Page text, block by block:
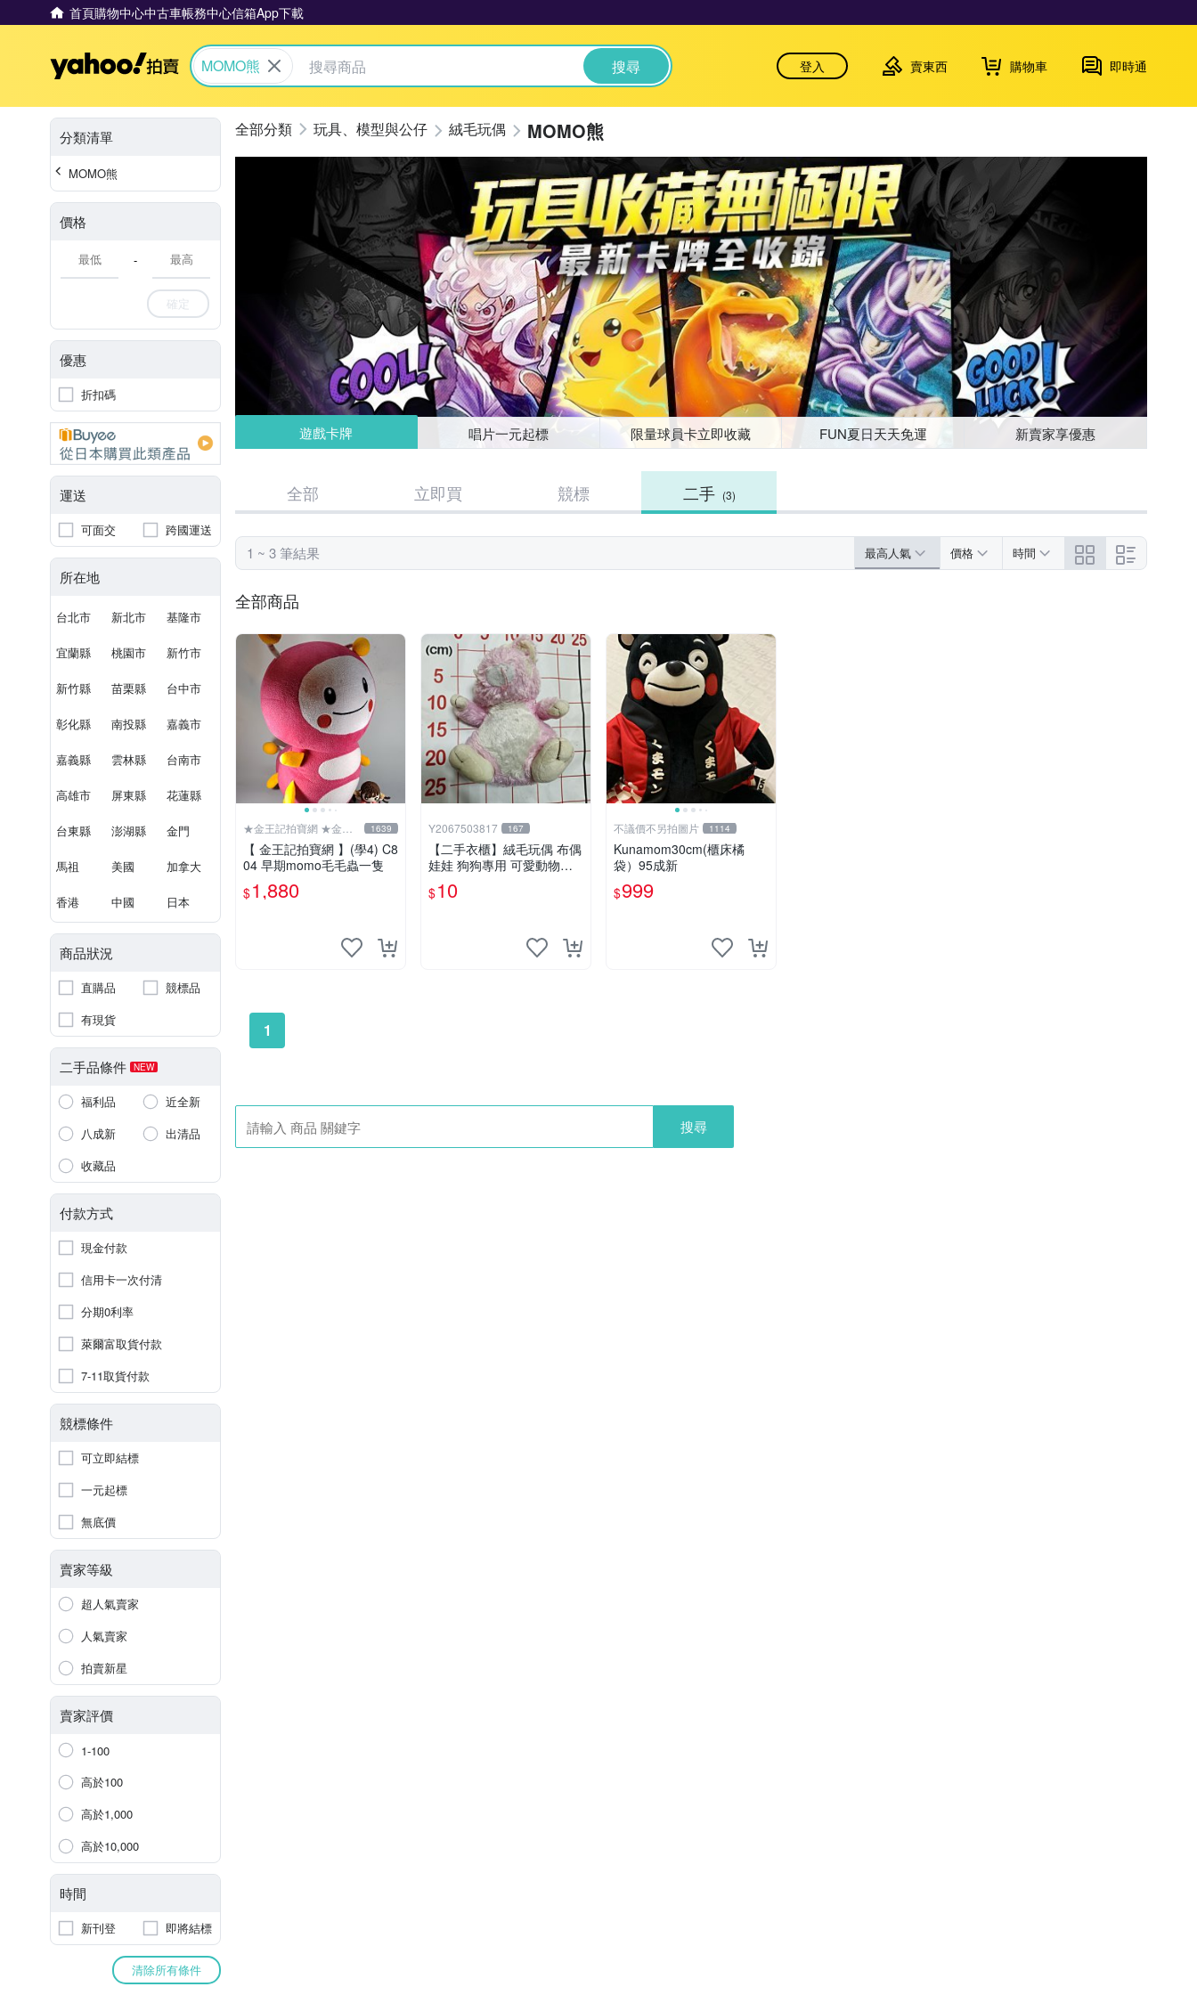
首頁購物中心中古車帳務中心信箱App下載
Yahoo拍賣
MOMO熊 搜尋 登入 賣東西 購物車 即時通
分類清單
MOMO熊
價格
-
確定
優惠
折扣碼
運送
可面交 跨國運送
所在地
台北市 新北市 基隆市
宜蘭縣 桃園市 新竹市
新竹縣 苗栗縣 台中市
彰化縣 南投縣 嘉義市
嘉義縣 雲林縣 台南市
高雄市 屏東縣 花蓮縣
台東縣 澎湖縣 金門
馬祖 美國 加拿大
香港 中國 日本
商品狀況
直購品
競標品
有現貨
二手品條件 NEW
福利品
近全新
八成新
出清品
收藏品
付款方式
現金付款
信用卡一次付清
分期0利率
萊爾富取貨付款
7-11取貨付款
競標條件
可立即結標
一元起標
無底價
賣家等級
超人氣賣家
人氣賣家
拍賣新星
賣家評價
1-100
高於100
高於1,000
高於10,000
時間
新刊登 即將結標
清除所有條件
玩具、模型與公仔 絨毛玩偶 MOMO熊
遊戲卡牌 唱片一元起標 限量球員卡立即收藏 FUN夏日天天免運 新賣家享優惠
全部 立即買 競標 二手 (3)
1 ~ 3 筆結果 最高人氣 價格 時間
全部商品
★金王記拍寶網 ★金王
記拍寶趣
1639
【 金王記拍寶網 】(學4) C8
04 早期momo毛毛蟲一隻
$1,880
Y2067503817 167
【二手衣櫃】絨毛玩偶 布偶
娃娃 狗狗專用 可愛動物系
列 耐咬耐磨玩具 玩偶 粉紅
熊寵物玩具 1120929
$10
不議價不另拍圖片 1114
Kunamom30cm(櫃床橘
袋）95成新
$999
1
搜尋